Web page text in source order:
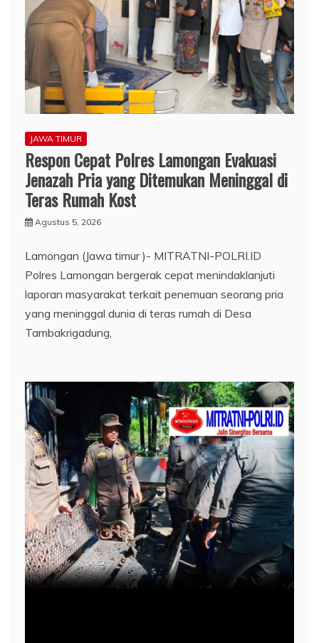
JAWA TIMUR
Respon Cepat Polres Lamongan Evakuasi
Jenazah Pria yang Ditemukan Meninggal di
Teras Rumah Kost
Agustus 5, 2026
Lamongan (Jawa timur )- MITRATNI-POLRI.ID
Polres Lamongan bergerak cepat menindaklanjuti
laporan masyarakat terkait penemuan seorang pria
yang meninggal dunia di teras rumah di Desa
Tambakrigadung,